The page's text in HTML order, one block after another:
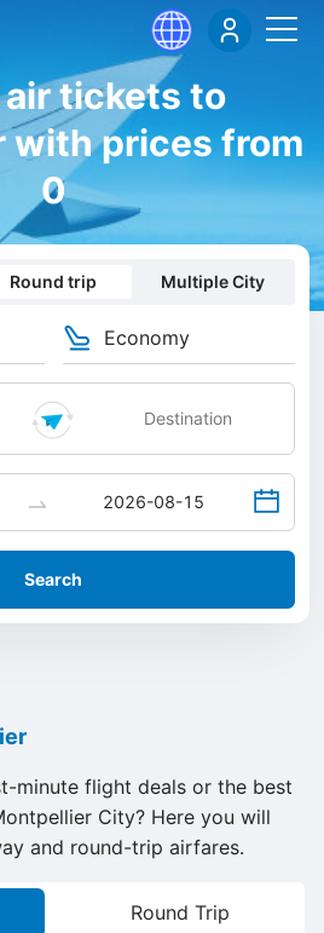
air tickets to
with prices from
0
Round trip Multiple City
Economy
Search
minute flight deals or the best
City? Here you will
and round-trip airfares.
Round Trip